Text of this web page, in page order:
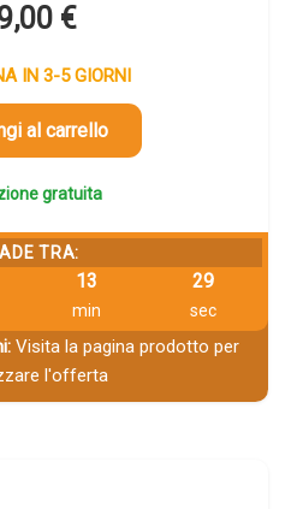
€
IN 3-5 GIORNI
al carrello
gratuita
TRA:
13
min
29
sec
Visita la pagina prodotto per
l'offerta